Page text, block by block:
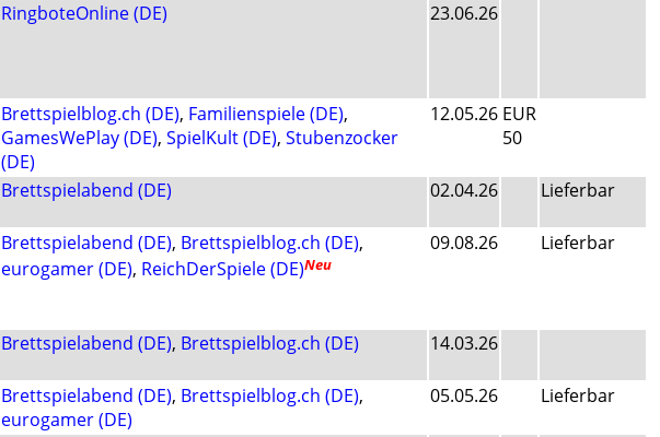
RingboteOnline (DE) 23.06.26
Brettspielblog.ch (DE), Familienspiele (DE),
GamesWePlay (DE), SpielKult (DE), Stubenzocker
(DE)
12.05.26 EUR
50
Brettspielabend (DE) 02.04.26 Lieferbar
Brettspielabend (DE), Brettspielblog.ch (DE),
eurogamer (DE), ReichDerSpiele (DE)Neu
09.08.26 Lieferbar
Brettspielabend (DE), Brettspielblog.ch (DE) 14.03.26
Brettspielabend (DE), Brettspielblog.ch (DE),
eurogamer (DE)
05.05.26 Lieferbar